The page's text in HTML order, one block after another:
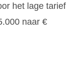
het lage tarief
naar €